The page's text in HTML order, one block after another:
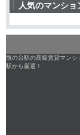
人気のマンショ
旗の台駅の高級賃貸マンシ
駅から厳選！